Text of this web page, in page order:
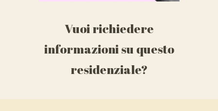
Vuoi richiedere
informazioni su questo
residenziale?